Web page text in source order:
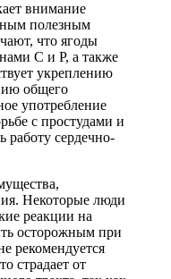
внимание
полезным
что ягоды
C и P, а также
укреплению
общего
употребление
с простудами и
работу сердечно-
Некоторые люди
реакции на
осторожным при
рекомендуется
страдает от